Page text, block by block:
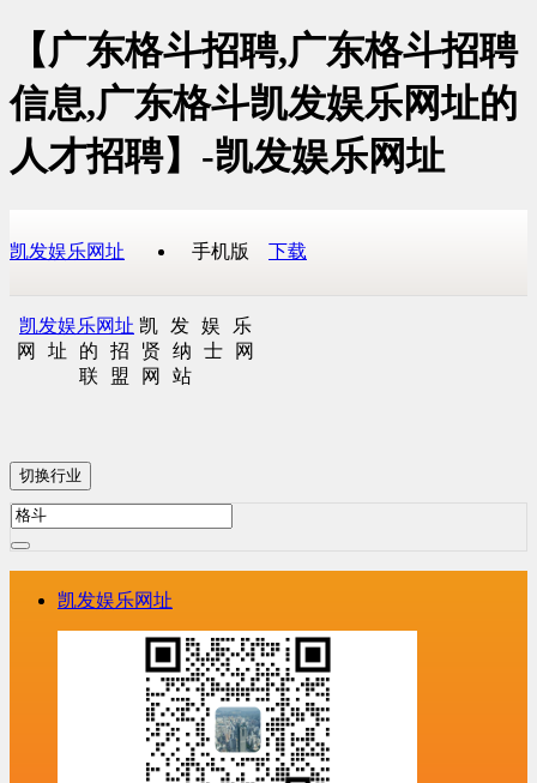
【广东格斗招聘,广东格斗招聘
信息,广东格斗凯发娱乐网址的
人才招聘】-凯发娱乐网址
凯发娱乐网址 手机版 下载
凯发娱乐网址 凯发娱乐
网址的招贤纳士网
联盟网站
切换行业
凯发娱乐网址